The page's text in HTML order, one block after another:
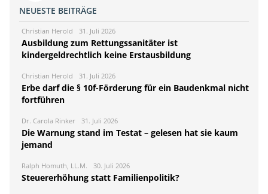
NEUESTE BEITRÄGE
Christian Herold 31. Juli 2026
Ausbildung zum Rettungssanitäter ist
kindergeldrechtlich keine Erstausbildung
Christian Herold 31. Juli 2026
Erbe darf die § 10f-Förderung für ein Baudenkmal nicht
fortführen
Dr. Carola Rinker 31. Juli 2026
Die Warnung stand im Testat – gelesen hat sie kaum
jemand
Ralph Homuth, LL.M. 30. Juli 2026
Steuererhöhung statt Familienpolitik?